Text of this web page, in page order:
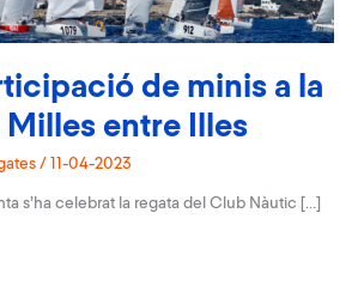
de minis a la
Milles entre Illes
/ 11-04-2023
s’ha celebrat la regata del Club Nàutic […]